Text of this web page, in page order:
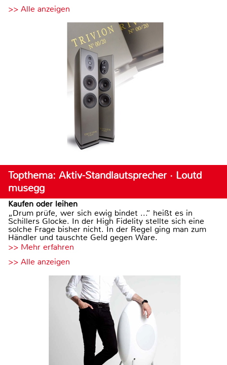
>> Alle anzeigen
Topthema: Aktiv-Standlautsprecher · Loutd
musegg
Kaufen oder leihen
„Drum prüfe, wer sich ewig bindet ...“ heißt es in
Schillers Glocke. In der High Fidelity stellte sich eine
solche Frage bisher nicht. In der Regel ging man zum
Händler und tauschte Geld gegen Ware.
>> Mehr erfahren
>> Alle anzeigen